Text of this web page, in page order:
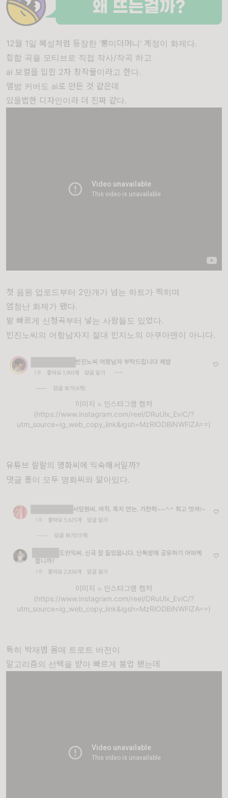
12월 1일 혜성처럼 등장한 ‘뽕미더머니’ 계정이 화제다.
힙합 곡을 모티브로 직접 작사/작곡 하고
ai 보컬을 입힌 2차 창작물이라고 한다.
앨범 커버도 ai로 만든 것 같은데
있을법한 디자인이라 더 진짜 같다.
첫 음원 업로드부터 2만개가 넘는 하트가 찍히며
엄청난 화제가 됐다.
발 빠르게 신청곡부터 넣는 사람들도 있었다.
빈진노씨의 어항남자지 절대 빈지노의 아쿠아맨이 아니다.
이미지 = 인스타그램 캡처
(https://www.instagram.com/reel/DRuUlx_EviC/?
utm_source=ig_web_copy_link&igsh=MzRlODBiNWFlZA==)
유튜브 랄랄의 명화씨에 익숙해서일까?
댓글 폼이 모두 명화씨와 닮아있다.
이미지 = 인스타그램 캡처
(https://www.instagram.com/reel/DRuUlx_EviC/?
utm_source=ig_web_copy_link&igsh=MzRlODBiNWFlZA==)
특히 박재범 몸매 트로트 버전이
알고리즘의 선택을 받아 빠르게 붐업 됐는데